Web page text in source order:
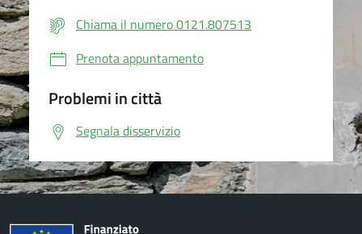
Chiama il numero 0121.807513
Prenota appuntamento
Problemi in città
Segnala disservizio